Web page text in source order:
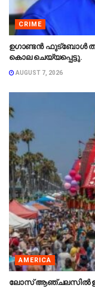
CRIME
ഉഗാണ്ടൻ ഫുട്ബോൾ
കൊല ചെയ്യപ്പെട്ടു.
AUGUST 7, 2026
AMERICA
ലോസ് ആഞ്ചലസിൽ